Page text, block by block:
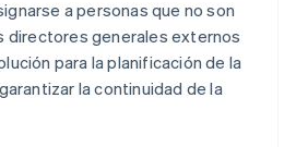
a personas que no son
directores generales externos
para la planificación de la
la continuidad de la